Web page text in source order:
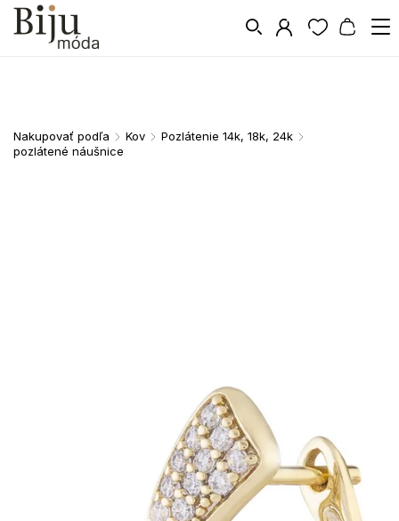
Nakupovať podľa / Kov / Pozlátenie 14k, 18k, 24k /
pozlátené náušnice